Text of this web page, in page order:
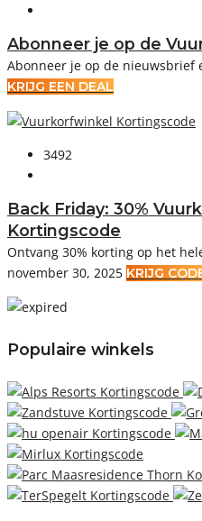
Abonneer je op de
Abonneer je op de nieuwsbrief
KRIJG EEN DEAL
3492
Back Friday: 30%
Kortingscode
Ontvang 30% korting op het
november 30, 2025 KRIJG
Populaire winkels